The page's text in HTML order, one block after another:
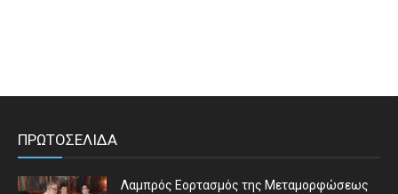
ΠΡΩΤΟΣΕΛΙΔΑ
Λαμπρός Εορτασμός της Μεταμορφώσεως